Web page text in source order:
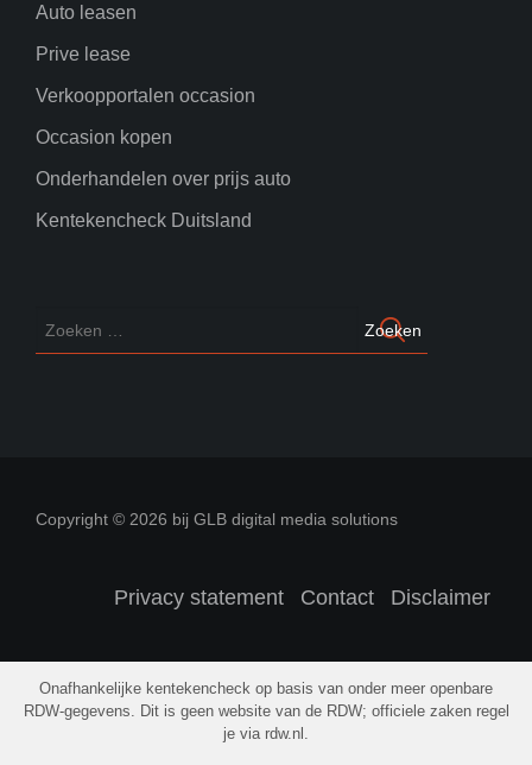
Auto leasen
Prive lease
Verkoopportalen occasion
Occasion kopen
Onderhandelen over prijs auto
Kentekencheck Duitsland
Copyright © 2026 bij GLB digital media solutions
Privacy statement Contact Disclaimer
Onafhankelijke kentekencheck op basis van onder meer openbare
RDW-gegevens. Dit is geen website van de RDW; officiele zaken regel
je via rdw.nl.